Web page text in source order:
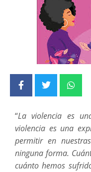
“La violencia es
violencia es una
permitir en
ninguna forma.
cuánto hemos